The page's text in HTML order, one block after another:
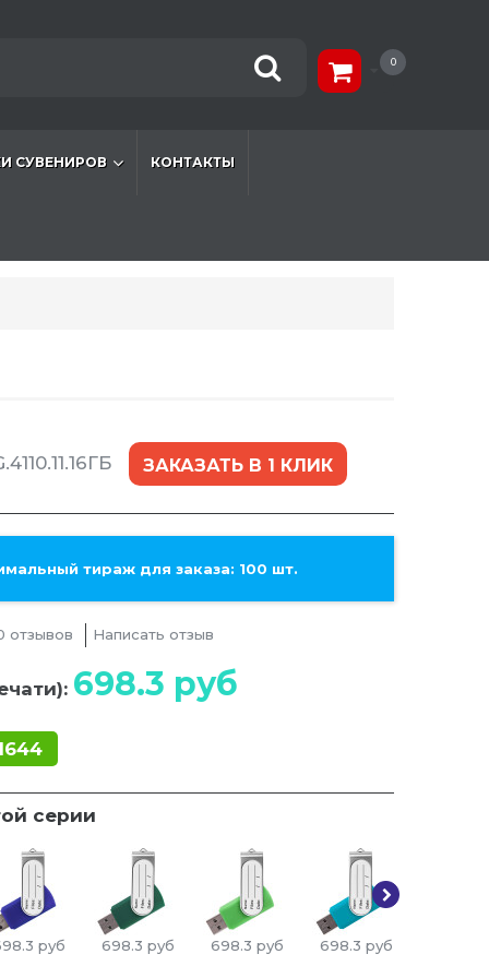
0
СУВЕНИРОВ КОНТАКТЫ
ЗАКАЗАТЬ В 1 КЛИК
тираж для заказа: 100 шт.
отзывов Написать отзыв
698.3 руб
серии
руб 698.3 руб 698.3 руб 698.3 руб